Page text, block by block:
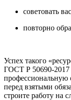
советовать
повторно
Успех такого
ГОСТ Р 50690-2017
профессиональную
перед взятыми
строите работу на